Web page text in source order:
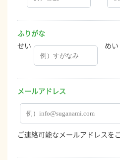
ふりがな
せい
めい
メールアドレス
ご連絡可能なメールアドレスを